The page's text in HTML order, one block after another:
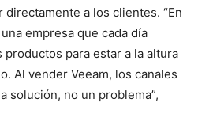
directamente a los clientes. “En
empresa que cada día
para estar a la altura
Al vender Veeam, los canales
solución, no un problema”,